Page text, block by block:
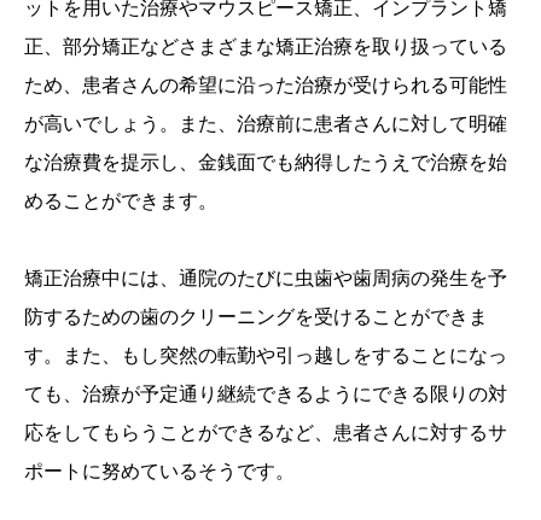
ットを用いた治療やマウスピース矯正、インプラント矯
正、部分矯正などさまざまな矯正治療を取り扱っている
ため、患者さんの希望に沿った治療が受けられる可能性
が高いでしょう。また、治療前に患者さんに対して明確
な治療費を提示し、金銭面でも納得したうえで治療を始
めることができます。
矯正治療中には、通院のたびに虫歯や歯周病の発生を予
防するための歯のクリーニングを受けることができま
す。また、もし突然の転勤や引っ越しをすることになっ
ても、治療が予定通り継続できるようにできる限りの対
応をしてもらうことができるなど、患者さんに対するサ
ポートに努めているそうです。